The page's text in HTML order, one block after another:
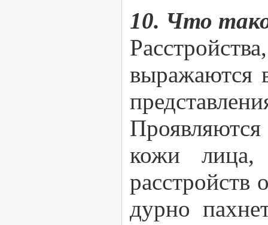
10. Что
выражаются
кожи
расстройств
дурно